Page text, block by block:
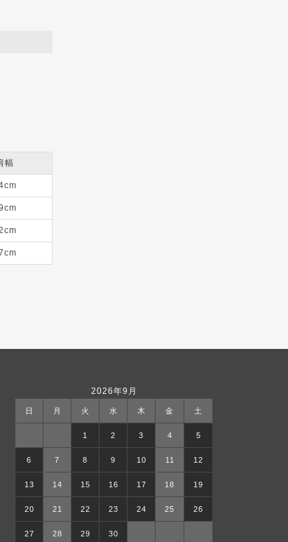
幅
2026年9月
日 月 火 水 木 金 土
1 2 3 4 5
6 7 8 9 10 11 12
13 14 15 16 17 18 19
20 21 22 23 24 25 26
27 28 29 30